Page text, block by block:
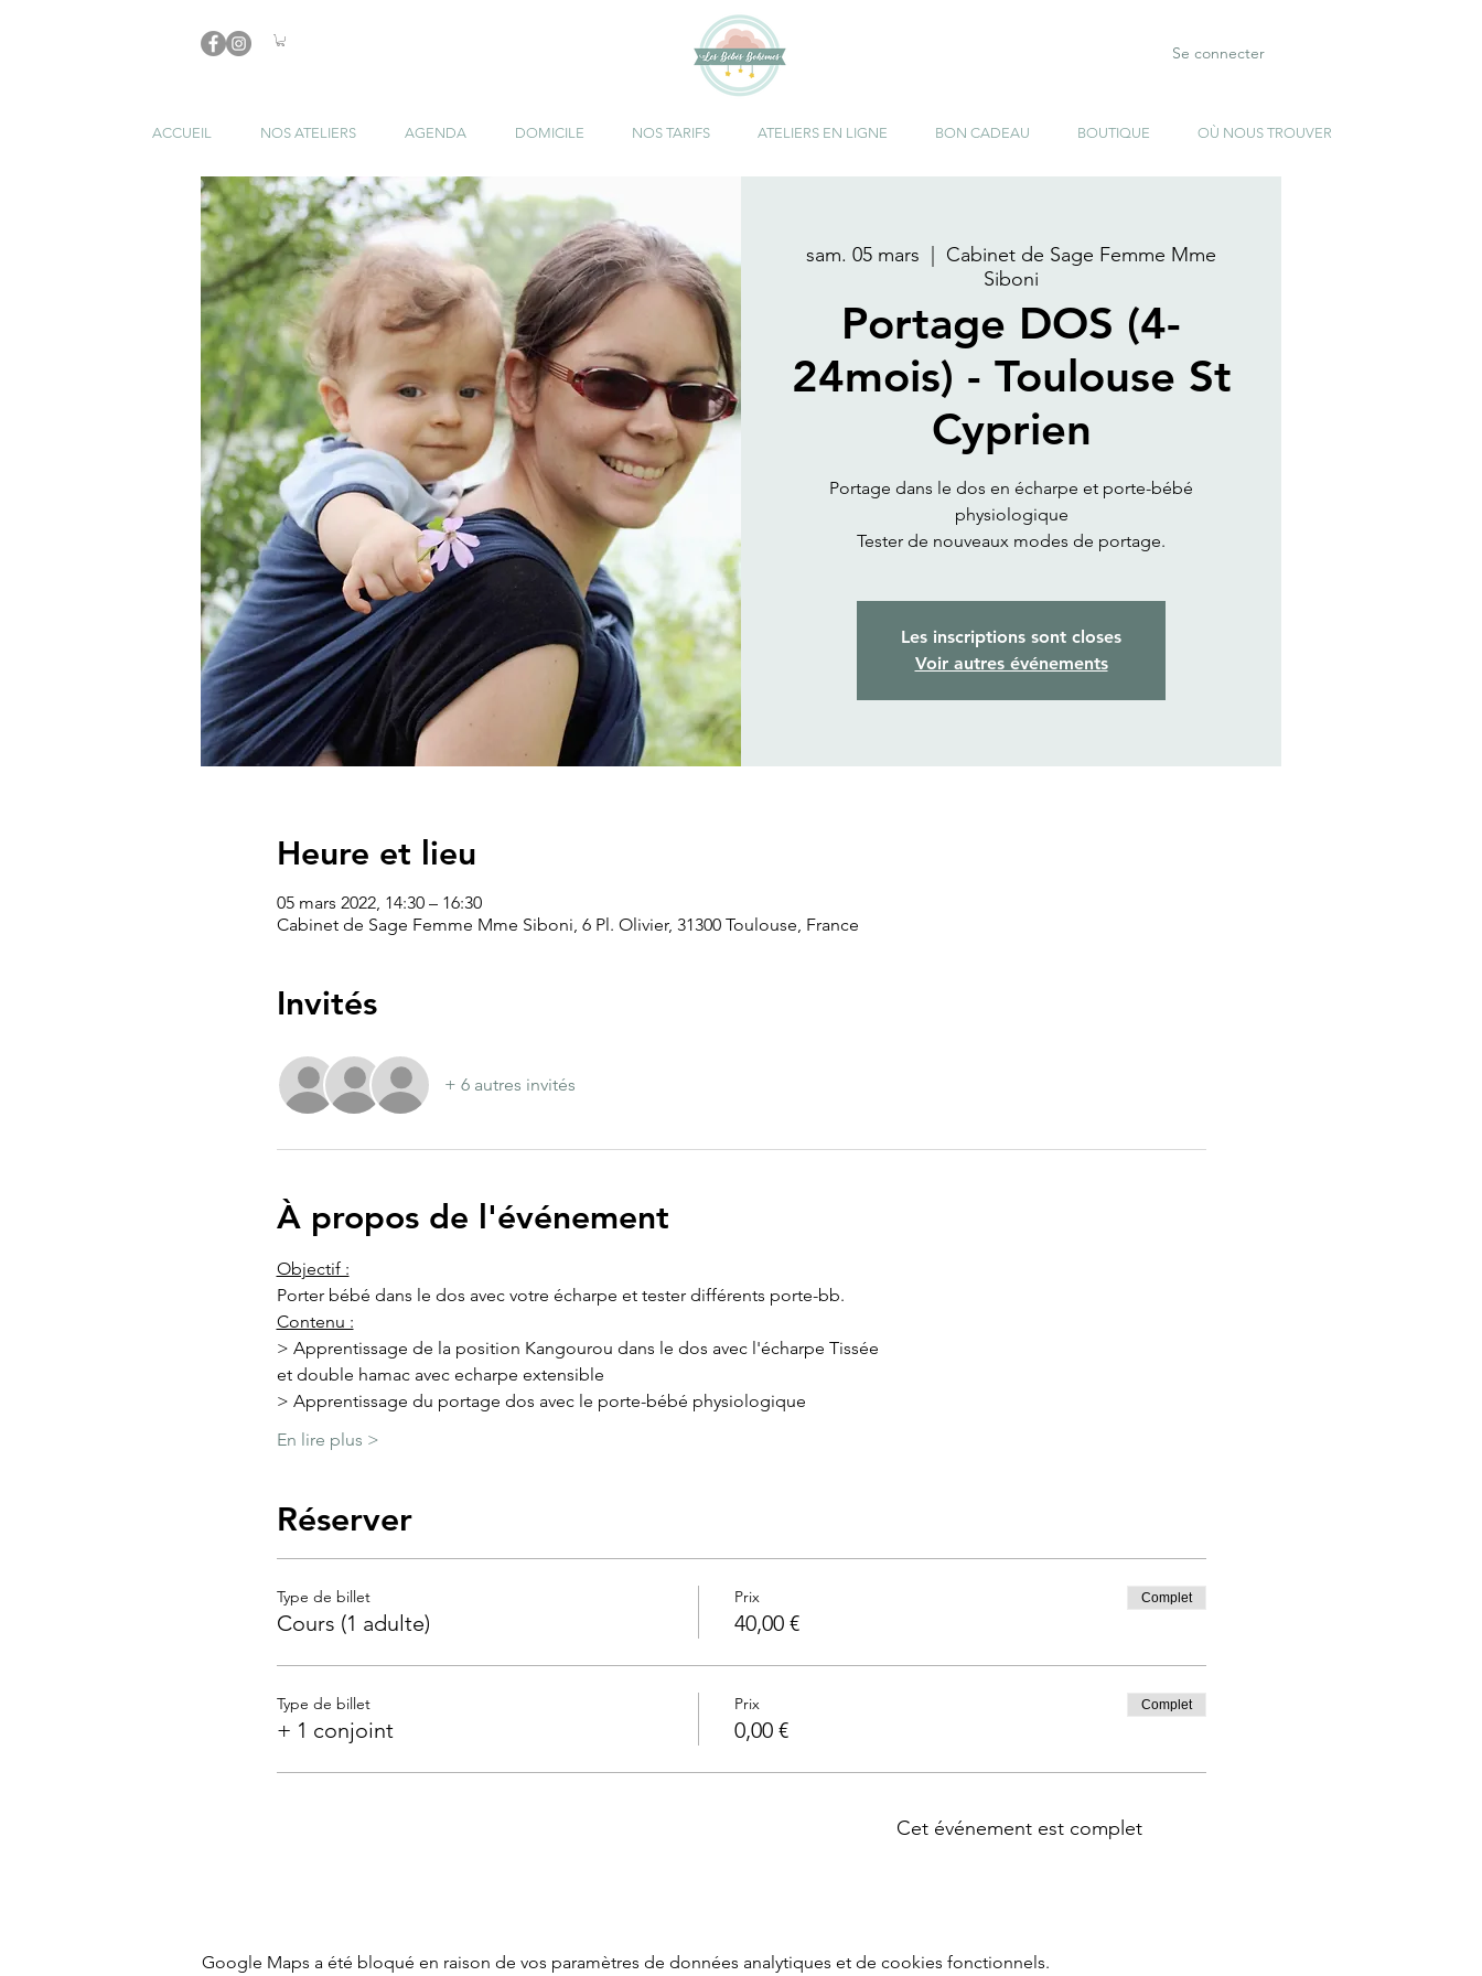
Se connecter
ACCUEIL NOS ATELIERS AGENDA DOMICILE NOS TARIFS ATELIERS EN LIGNE BON CADEAU BOUTIQUE OÙ NOUS TROUVER
sam. 05 mars
Cabinet de Sage Femme Mme
Siboni
Portage DOS (4-
24mois) - Toulouse St
Cyprien
Portage dans le dos en écharpe et porte-bébé
physiologique
Tester de nouveaux modes de portage.
Les inscriptions sont closes
Voir autres événements
Heure et lieu
05 mars 2022, 14:30 – 16:30
Cabinet de Sage Femme Mme Siboni, 6 Pl. Olivier, 31300 Toulouse, France
Invités
+ 6 autres invités
À propos de l'événement
Objectif :
Porter bébé dans le dos avec votre écharpe et tester différents porte-bb.
Contenu :
> Apprentissage de la position Kangourou dans le dos avec l'écharpe Tissée
et double hamac avec echarpe extensible
> Apprentissage du portage dos avec le porte-bébé physiologique
En lire plus >
Réserver
Type de billet
Cours (1 adulte)
Prix
40,00 €
Complet
Type de billet
+ 1 conjoint
Prix
0,00 €
Complet
Cet événement est complet
Google Maps a été bloqué en raison de vos paramètres de données analytiques et de cookies fonctionnels.